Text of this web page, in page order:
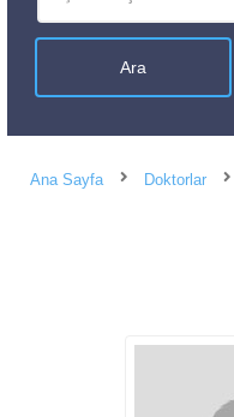
Ana Sayfa Doktorlar